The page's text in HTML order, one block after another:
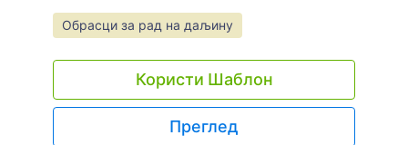
са клијентима. Користи овај бесплатни онлине
Zoom Образац за Заказивање да аутоматски
или пацијентима! Само прилагоди образац тако
да одговара твом предузећу или здравственој
организацији, интегриши га са својим Zoom
налогом и угради образац у свој веб сајт или га
дели директно са клијентима. Свака
Go to Category:
Обрасци за рад на даљину
Користи Шаблон
Преглед